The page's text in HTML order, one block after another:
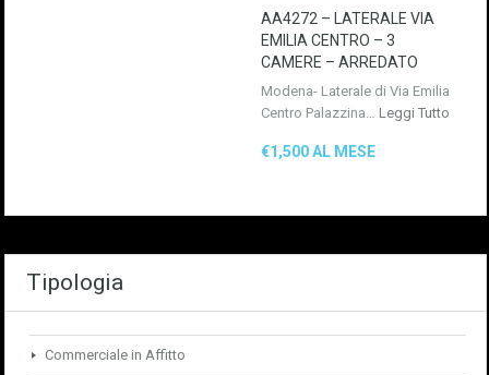
AA4272 – LATERALE VIA
EMILIA CENTRO – 3
CAMERE – ARREDATO
Modena- Laterale di Via Emilia
Centro Palazzina… Leggi Tutto
€1,500 AL MESE
Tipologia
Commerciale in Affitto